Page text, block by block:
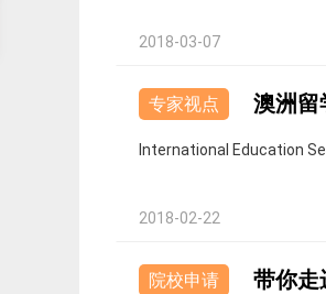
2018-03-07
专家视点 澳洲留
International Education
2018-02-22
院校申请 带你